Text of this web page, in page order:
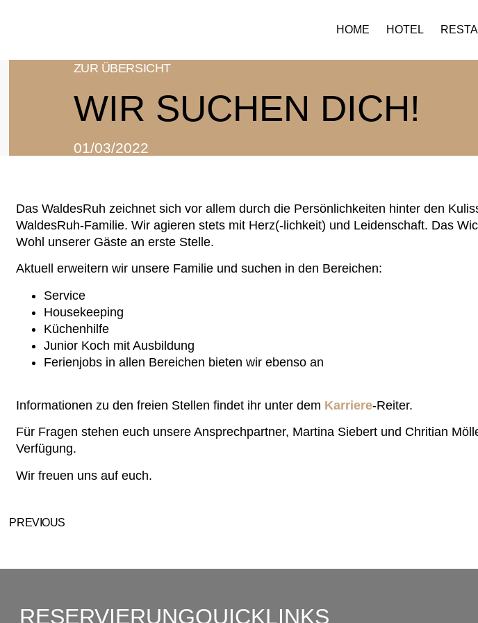
HOME HOTEL
ZUR ÜBERSICHT
WIR SUCHEN DICH!
01/03/2022
Das WaldesRuh zeichnet sich vor allem durch die Persönlichkeiten hinter den
WaldesRuh-Familie. Wir agieren stets mit Herz(-lichkeit) und Leidenschaft. Das
Wohl unserer Gäste an erste Stelle.
Aktuell erweitern wir unsere Familie und suchen in den Bereichen:
Service
Housekeeping
Küchenhilfe
Junior Koch mit Ausbildung
Ferienjobs in allen Bereichen bieten wir ebenso an
Informationen zu den freien Stellen findet ihr unter dem Karriere-Reiter.
Für Fragen stehen euch unsere Ansprechpartner, Martina Siebert und Chritian
Verfügung.
Wir freuen uns auf euch.
PREVIOUS
RESERVIERUNGQUICKLINKS